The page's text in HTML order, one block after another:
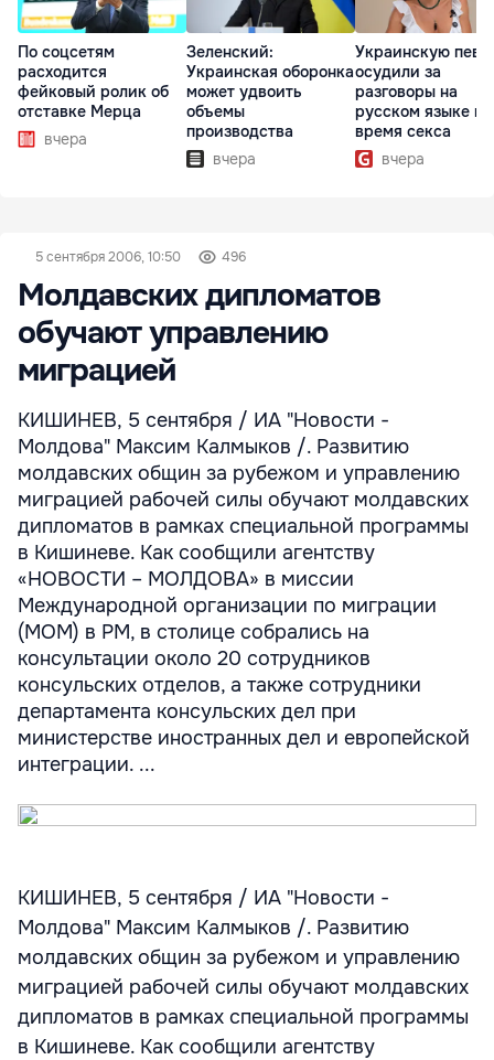
По соцсетям
расходится
фейковый ролик об
отставке Мерца
вчера
Зеленский:
Украинская оборонка
может удвоить
объемы
производства
вчера
Украинскую
осудили за
разговоры на
русском языке во
время секса
вчера
5 сентября 2006, 10:50 496
Молдавских дипломатов
обучают управлению
миграцией
КИШИНЕВ, 5 сентября / ИА "Новости -
Молдова" Максим Калмыков /. Развитию
молдавских общин за рубежом и управлению
миграцией рабочей силы обучают молдавских
дипломатов в рамках специальной программы
в Кишиневе. Как сообщили агентству
«НОВОСТИ – МОЛДОВА» в миссии
Международной организации по миграции
(МОМ) в РМ, в столице собрались на
консультации около 20 сотрудников
консульских отделов, а также сотрудники
департамента консульских дел при
министерстве иностранных дел и европейской
интеграции. ...
КИШИНЕВ, 5 сентября / ИА "Новости -
Молдова" Максим Калмыков /. Развитию
молдавских общин за рубежом и управлению
миграцией рабочей силы обучают молдавских
дипломатов в рамках специальной программы
в Кишиневе. Как сообщили агентству